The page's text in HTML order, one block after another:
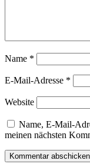
Name *
E-Mail-Adresse *
Website
Name, E-Mail-
meinen nächsten